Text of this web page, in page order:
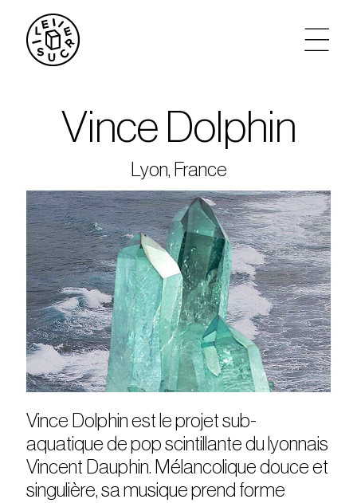
agenda
tickets
le sucre max
partenariats
privatisations
Vince Dolphin
Lyon, France
Vince Dolphin est le projet sub-
aquatique de pop scintillante du lyonnais
Vincent Dauphin. Mélancolique douce et
singulière, sa musique prend forme